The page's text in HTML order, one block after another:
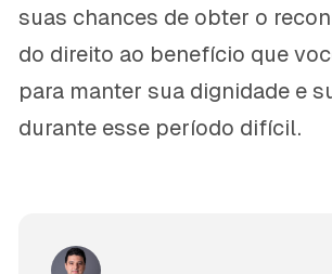
suas chances de obter o
do direito ao benefício que
para manter sua dignidade e
durante esse período difícil.